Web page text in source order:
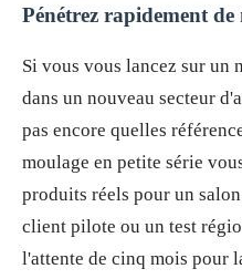
Pénétrez rapidement
Si vous vous lancez sur un
dans un nouveau secteur
pas encore quelles
moulage en petite série
produits réels pour un
client pilote ou un test
l'attente de cinq mois pour